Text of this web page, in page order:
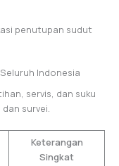
penutupan sudut
Indonesia
servis, dan suku
survei.
Keterangan
Singkat